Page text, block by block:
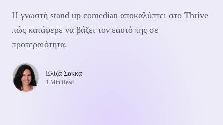
Η γνωστή stand up comedian αποκαλύπτει στο Thrive
πώς κατάφερε να βάζει τον εαυτό της σε
προτεραιότητα.
Ελίζα Σακκά
1 Min Read